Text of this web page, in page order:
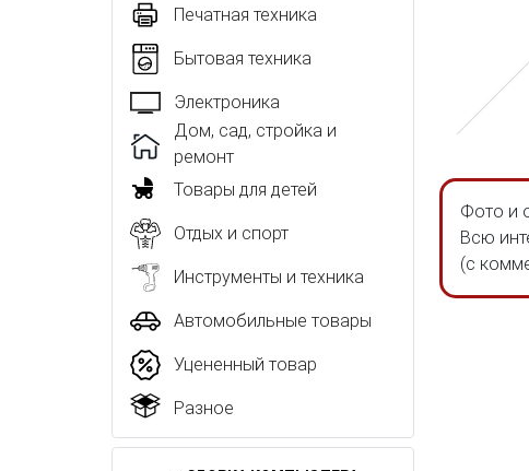
Печатная техника
Бытовая техника
Электроника
Дом, сад, стройка и
ремонт
Товары для детей
Отдых и спорт
Инструменты и техника
Автомобильные товары
Уцененный товар
Разное
Фото и
Всю
(с